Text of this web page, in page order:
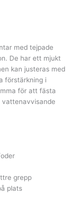
med tejpade
De har ett mjukt
kan justeras med
förstärkning i
för att fästa
grepp
plats